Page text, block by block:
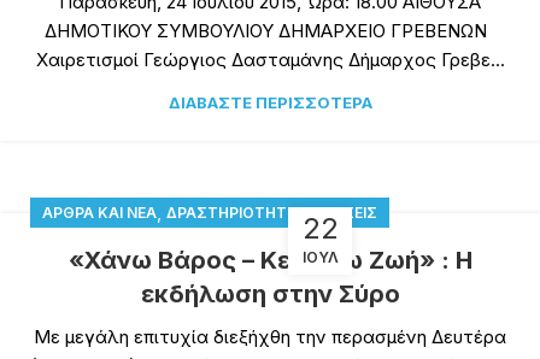
ΔΗΜΟΤΙΚΟΥ ΣΥΜΒΟΥΛΙΟΥ ΔΗΜΑΡΧΕΙΟ ΓΡΕΒΕΝΩΝ
Χαιρετισμοί Γεώργιος Δασταμάνης Δήμαρχος Γρεβε...
ΔΙΑΒΆΣΤΕ ΠΕΡΙΣΣΌΤΕΡΑ
22
ΙΟΎΛ
ΆΡΘΡΑ ΚΑΙ ΝΈΑ ΔΡΑΣΤΗΡΙΌΤΗΤΕΣ-ΔΡΆΣΕΙΣ
«Χάνω Βάρος – Κερδίζω Ζωή» : Η
εκδήλωση στην Σύρο
Με μεγάλη επιτυχία διεξήχθη την περασμένη Δευτέρα